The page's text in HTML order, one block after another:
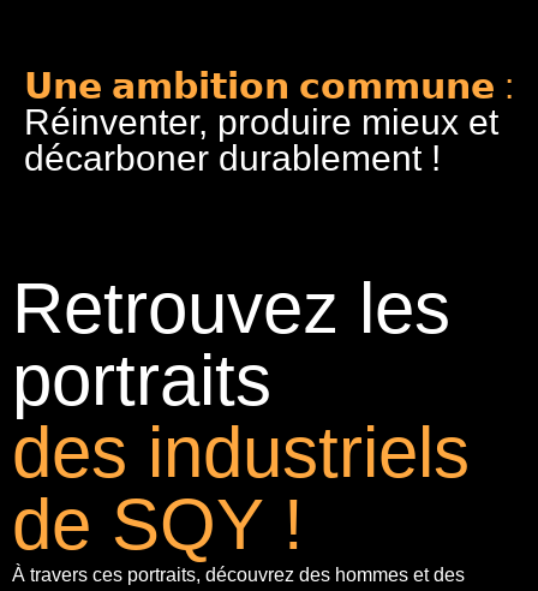
𝗨𝗻𝗲 𝗮𝗺𝗯𝗶𝘁𝗶𝗼𝗻 𝗰𝗼𝗺𝗺𝘂𝗻𝗲 :
Réinventer, produire mieux et
décarboner durablement !
Retrouvez les
portraits
des industriels
de SQY !
À travers ces portraits, découvrez des hommes et des